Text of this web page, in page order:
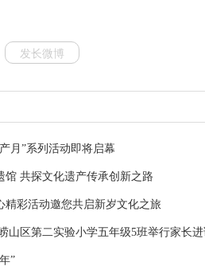
发长微博
月”系列活动即将启幕
馆 共探文化遗产传承创新之路
彩活动邀您共启新岁文化之旅
山区第二实验小学五年级5班举行家长
”